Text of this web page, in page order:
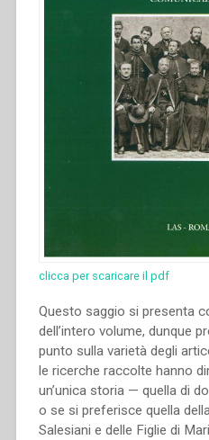
clicca per scaricare il pdf
Questo saggio si presenta
dell’intero volume, dunque
punto sulla varietà degli
le ricerche raccolte hanno
un’unica storia — quella di
o se si preferisce quella
Salesiani e delle Figlie di